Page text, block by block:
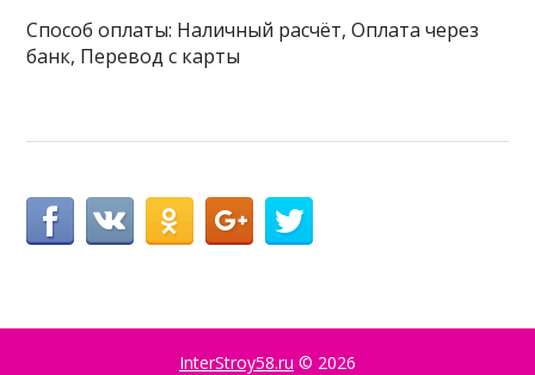
Способ оплаты: Наличный расчёт, Оплата через
банк, Перевод с карты
InterStroy58.ru © 2026